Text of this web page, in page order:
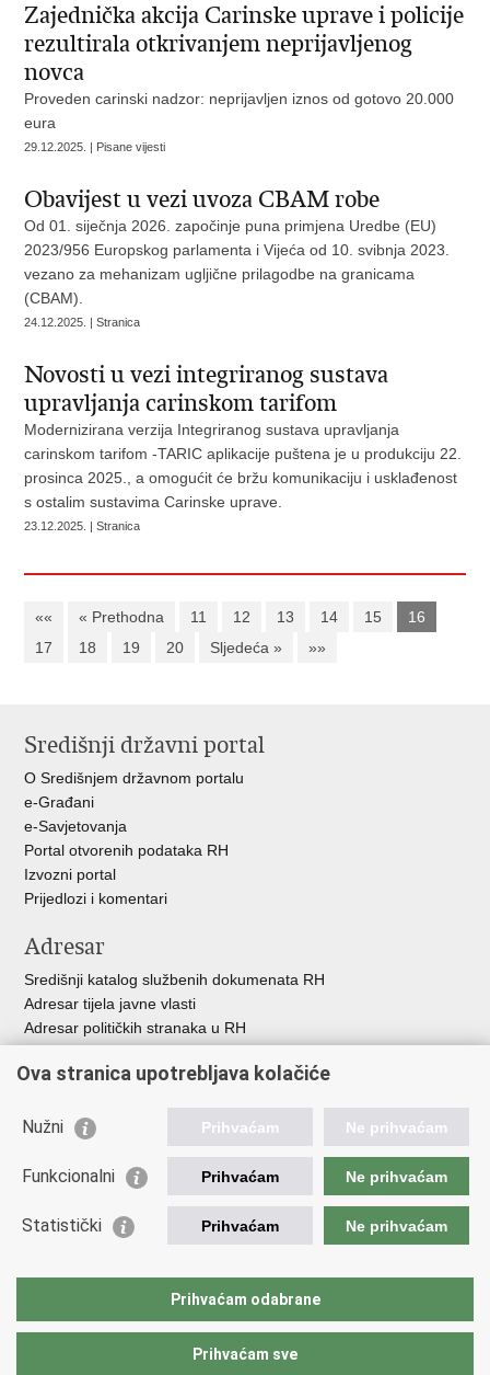
Zajednička akcija Carinske uprave i policije
rezultirala otkrivanjem neprijavljenog
novca
Proveden carinski nadzor: neprijavljen iznos od gotovo 20.000
eura
29.12.2025. | Pisane vijesti
Obavijest u vezi uvoza CBAM robe
Od 01. siječnja 2026. započinje puna primjena Uredbe (EU)
2023/956 Europskog parlamenta i Vijeća od 10. svibnja 2023.
vezano za mehanizam ugljične prilagodbe na granicama
(CBAM).
24.12.2025. | Stranica
Novosti u vezi integriranog sustava
upravljanja carinskom tarifom
Modernizirana verzija Integriranog sustava upravljanja
carinskom tarifom -TARIC aplikacije puštena je u produkciju 22.
prosinca 2025., a omogućit će bržu komunikaciju i usklađenost
s ostalim sustavima Carinske uprave.
23.12.2025. | Stranica
«« « Prethodna 11 12 13 14 15
16
17
18 19 20 Sljedeća » »»
Središnji državni portal
O Središnjem državnom portalu
e-Građani
e-Savjetovanja
Portal otvorenih podataka RH
Izvozni portal
Prijedlozi i komentari
Adresar
Središnji katalog službenih dokumenata RH
Adresar tijela javne vlasti
Adresar političkih stranaka u RH
Besplatni telefoni javne uprave
Važne poveznice
Vlada Republike Hrvatske
Europska komisija
Taxation and Customs Union
Ova stranica upotrebljava kolačiće
Nužni Prihvaćam Ne prihvaćam
Funkcionalni Prihvaćam Ne prihvaćam
Statistički Prihvaćam Ne prihvaćam
Prihvaćam odabrane
Prihvaćam sve